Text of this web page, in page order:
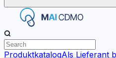
ProduktkatalogAls Lieferant